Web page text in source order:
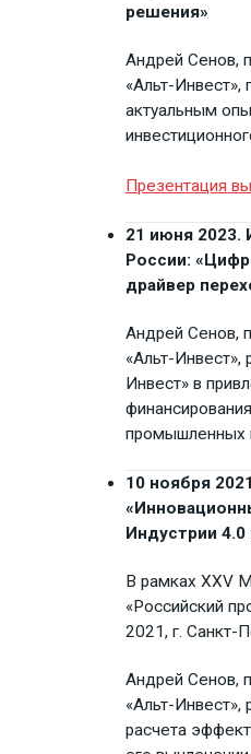
решения»
Андрей Сенов,
«Альт-Инвест»,
актуальным
Презентация
21 июня 2023.
России:
драйвер
Андрей Сенов,
«Альт-Инвест»,
Инвест» в
промышленных
10 ноября
Индустрии 4.0
В рамках XXV
«Российский
2021, г. Санкт-
Андрей Сенов,
«Альт-Инвест»,
расчета